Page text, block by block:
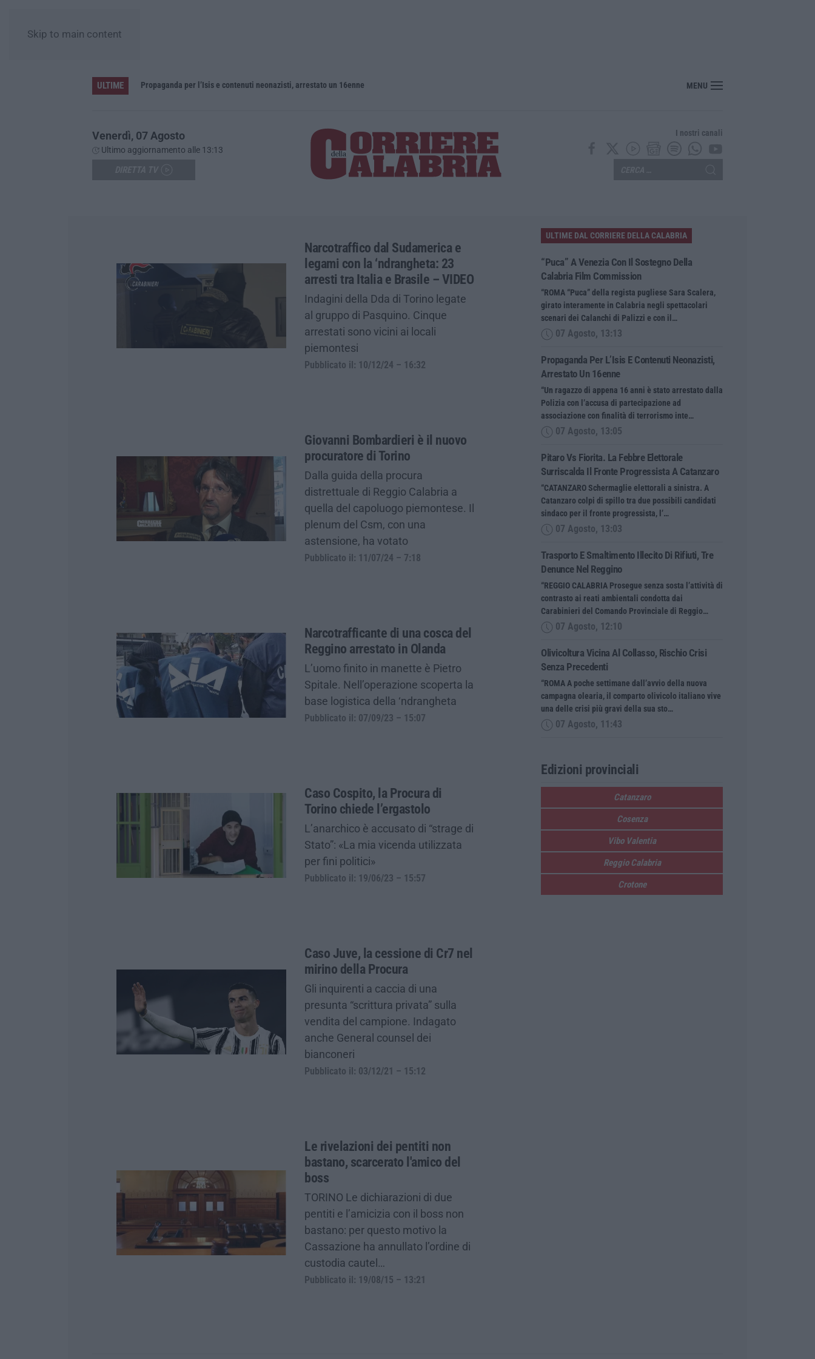
Skip to main content
ULTIME Propaganda per l’Isis e contenuti neonazisti, arrestato un 16enne Pitaro vs Fiorita. La febbre elettorale surriscalda il fronte progressista a Catanzaro
MENU
Venerdì, 07 Agosto
Ultimo aggiornamento alle 13:13
I nostri canali
Narcotraffico dal Sudamerica e
legami con la ‘ndrangheta: 23
arresti tra Italia e Brasile – VIDEO
Indagini della Dda di Torino legate
al gruppo di Pasquino. Cinque
arrestati sono vicini ai locali
piemontesi
Pubblicato il: 10/12/24 – 16:32
Giovanni Bombardieri è il nuovo
procuratore di Torino
Dalla guida della procura
distrettuale di Reggio Calabria a
quella del capoluogo piemontese. Il
plenum del Csm, con una
astensione, ha votato
Pubblicato il: 11/07/24 – 7:18
Narcotrafficante di una cosca del
Reggino arrestato in Olanda
L’uomo finito in manette è Pietro
Spitale. Nell’operazione scoperta la
base logistica della ‘ndrangheta
Pubblicato il: 07/09/23 – 15:07
Caso Cospito, la Procura di
Torino chiede l’ergastolo
L’anarchico è accusato di “strage di
Stato”: «La mia vicenda utilizzata
per fini politici»
Pubblicato il: 19/06/23 – 15:57
Caso Juve, la cessione di Cr7 nel
mirino della Procura
Gli inquirenti a caccia di una
presunta “scrittura privata” sulla
vendita del campione. Indagato
anche General counsel dei
bianconeri
Pubblicato il: 03/12/21 – 15:12
Le rivelazioni dei pentiti non
bastano, scarcerato l'amico del
boss
TORINO Le dichiarazioni di due
pentiti e l’amicizia con il boss non
bastano: per questo motivo la
Cassazione ha annullato l’ordine di
custodia cautel…
Pubblicato il: 19/08/15 – 13:21
ULTIME DAL CORRIERE DELLA CALABRIA
“Puca” A Venezia Con Il Sostegno Della
Calabria Film Commission
“ROMA “Puca” della regista pugliese Sara Scalera,
girato interamente in Calabria negli spettacolari
scenari dei Calanchi di Palizzi e con il…
07 Agosto, 13:13
Propaganda Per L’Isis E Contenuti Neonazisti,
Arrestato Un 16enne
“Un ragazzo di appena 16 anni è stato arrestato dalla
Polizia con l’accusa di partecipazione ad
associazione con finalità di terrorismo inte…
07 Agosto, 13:05
Pitaro Vs Fiorita. La Febbre Elettorale
Surriscalda Il Fronte Progressista A Catanzaro
“CATANZARO Schermaglie elettorali a sinistra. A
Catanzaro colpi di spillo tra due possibili candidati
sindaco per il fronte progressista, l’…
07 Agosto, 13:03
Trasporto E Smaltimento Illecito Di Rifiuti, Tre
Denunce Nel Reggino
“REGGIO CALABRIA Prosegue senza sosta l’attività di
contrasto ai reati ambientali condotta dai
Carabinieri del Comando Provinciale di Reggio…
07 Agosto, 12:10
Olivicoltura Vicina Al Collasso, Rischio Crisi
Senza Precedenti
“ROMA A poche settimane dall’avvio della nuova
campagna olearia, il comparto olivicolo italiano vive
una delle crisi più gravi della sua sto…
07 Agosto, 11:43
Edizioni provinciali
Catanzaro
Cosenza
Vibo Valentia
Reggio Calabria
Crotone